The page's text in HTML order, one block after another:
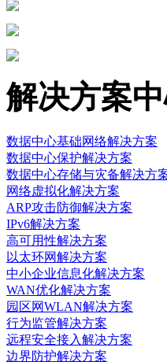
解决方案
数据中心基础网络解决方案
数据中心保护解决方案
数据中心存储与灾备解决方
网络虚拟化解决方案
ARP攻击防御解决方案
IPv6解决方案
高可用性解决方案
以太环网解决方案
中小企业信息化解决方案
WAN优化解决方案
园区网WLAN解决方案
行为监管解决方案
远程安全接入解决方案
边界防护解决方案